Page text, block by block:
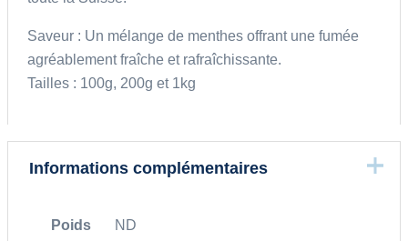
Saveur : Un mélange de menthes offrant une fumée
agréablement fraîche et rafraîchissante.
Tailles : 100g, 200g et 1kg
Informations complémentaires
Poids ND